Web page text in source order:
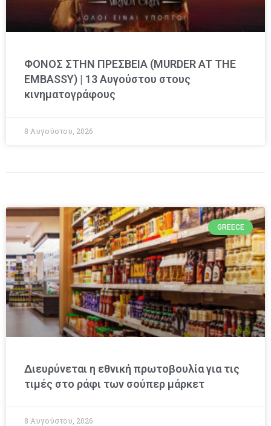
ΦΟΝΟΣ ΣΤΗΝ ΠΡΕΣΒΕΙΑ (MURDER AT THE
EMBASSY) | 13 Αυγούστου στους
κινηματογράφους
8 Αυγούστου, 2026
GREECE
Διευρύνεται η εθνική πρωτοβουλία για τις
τιμές στο ράφι των σούπερ μάρκετ
8 Αυγούστου, 2026